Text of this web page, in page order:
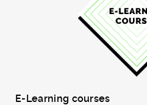
E-Learning courses